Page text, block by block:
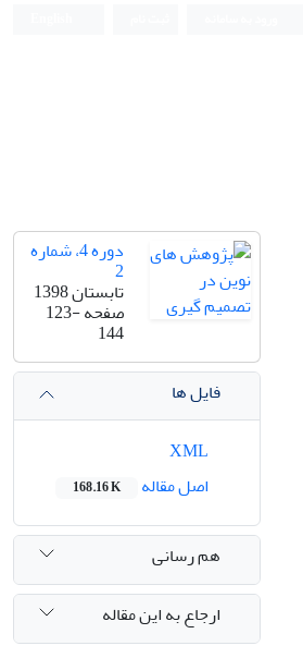
دوره 4، شماره
2
تابستان 1398
صفحه123-
144
فایل ها
اصل مقاله
168.16 K
هم رسانی
ارجاع به این مقاله